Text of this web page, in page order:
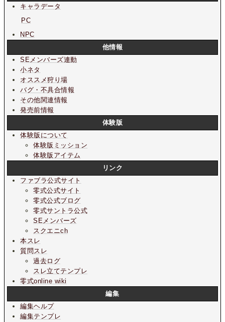
キャラデータ
PC
NPC
他情報
SEメンバーズ連動
小ネタ
オススメ狩り場
バグ・不具合情報
その他関連情報
発売前情報
体験版
体験版について
体験版ミッション
体験版アイテム
リンク
ファブラ公式サイト
零式公式サイト
零式公式ブログ
零式サントラ公式
SEメンバーズ
スクエニch
本スレ
質問スレ
過去ログ
スレ立てテンプレ
零式online wiki
編集
編集ヘルプ
編集テンプレ